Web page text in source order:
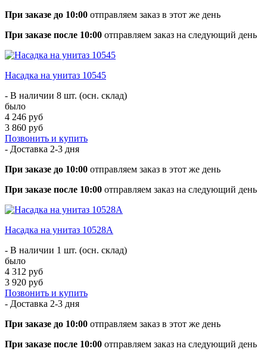
При заказе до 10:00 отправляем заказ в этот же день
При заказе после 10:00 отправляем заказ на следующий день
Насадка на унитаз 10545
- В наличии 8 шт. (осн. склад)
было
4 246 руб
3 860 руб
Позвонить и купить
- Доставка 2-3 дня
При заказе до 10:00 отправляем заказ в этот же день
При заказе после 10:00 отправляем заказ на следующий день
Насадка на унитаз 10528А
- В наличии 1 шт. (осн. склад)
было
4 312 руб
3 920 руб
Позвонить и купить
- Доставка 2-3 дня
При заказе до 10:00 отправляем заказ в этот же день
При заказе после 10:00 отправляем заказ на следующий день